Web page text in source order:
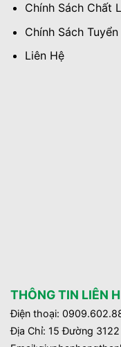
Chính Sách Chất
Chính Sách
Liên Hệ
THÔNG TIN LIÊN
Điện thoại:
Địa Chỉ: 15 Đường